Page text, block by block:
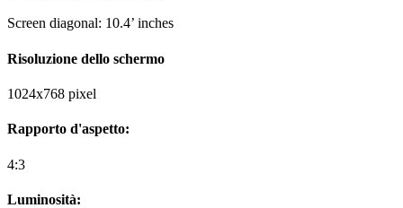
Screen diagonal: 10.4’ inches
Risoluzione dello schermo
1024x768 pixel
Rapporto d'aspetto:
4:3
Luminosità: